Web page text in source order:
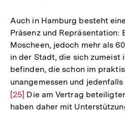
Auch in Hamburg besteht
Präsenz und Repräsentation:
Moscheen, jedoch mehr als
in der Stadt, die sich zumeist
befinden, die schon im
unangemessen und
[25] Die am Vertrag
haben daher mit